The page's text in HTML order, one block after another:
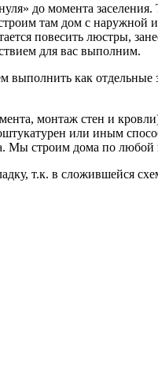
до момента
там дом с наружной
повесить люстры,
для вас выполним.
выполнить как отдельные
монтаж стен и
или иным
Мы строим дома по любой
т.к. в сложившейся